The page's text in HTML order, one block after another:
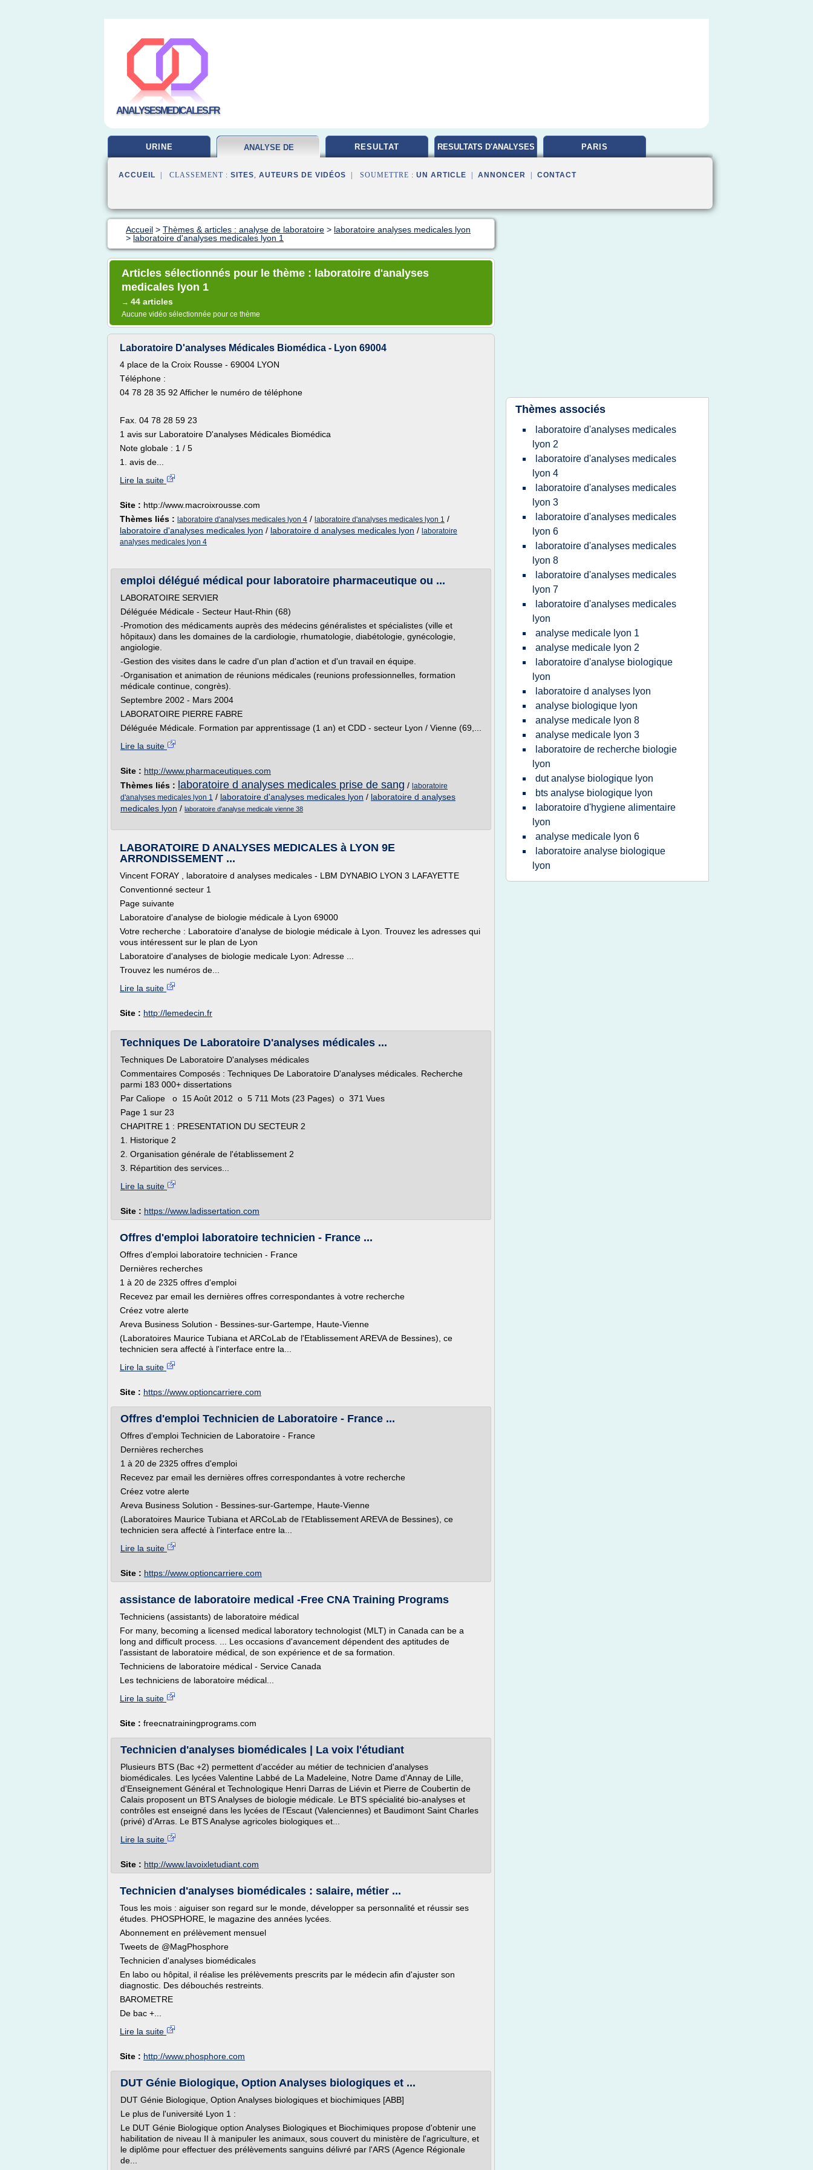
ANALYSESMEDICALES.FR
URINE ANALYSE DE RESULTAT RESULTATS D'ANALYSES PARIS
ACCUEIL | CLASSEMENT : SITES, AUTEURS DE VIDÉOS | SOUMETTRE : UN ARTICLE ANNONCER CONTACT
Accueil > Thèmes & articles : analyse de laboratoire > laboratoire analyses medicales lyon
> laboratoire d'analyses medicales lyon 1
Articles sélectionnés pour le thème : laboratoire d'analyses
medicales lyon 1
→ 44 articles
Aucune vidéo sélectionnée pour ce thème
Laboratoire D'analyses Médicales Biomédica - Lyon 69004
4 place de la Croix Rousse - 69004 LYON
Téléphone :
04 78 28 35 92 Afficher le numéro de téléphone
Fax. 04 78 28 59 23
1 avis sur Laboratoire D'analyses Médicales Biomédica
Note globale : 1 / 5
1. avis de...
Lire la suite
Site : http://www.macroixrousse.com
Thèmes liés : laboratoire d'analyses medicales lyon 4 / laboratoire d'analyses medicales lyon 1 /
laboratoire d'analyses medicales lyon / laboratoire d analyses medicales lyon / laboratoire
analyses medicales lyon 4
emploi délégué médical pour laboratoire pharmaceutique ou ...
LABORATOIRE SERVIER
Déléguée Médicale - Secteur Haut-Rhin (68)
-Promotion des médicaments auprès des médecins généralistes et spécialistes (ville et
hôpitaux) dans les domaines de la cardiologie, rhumatologie, diabétologie, gynécologie,
angiologie.
-Gestion des visites dans le cadre d'un plan d'action et d'un travail en équipe.
-Organisation et animation de réunions médicales (reunions professionnelles, formation
médicale continue, congrès).
Septembre 2002 - Mars 2004
LABORATOIRE PIERRE FABRE
Déléguée Médicale. Formation par apprentissage (1 an) et CDD - secteur Lyon / Vienne (69,...
Lire la suite
Site : http://www.pharmaceutiques.com
Thèmes liés : laboratoire d analyses medicales prise de sang / laboratoire
d'analyses medicales lyon 1 / laboratoire d'analyses medicales lyon / laboratoire d analyses
medicales lyon / laboratoire d'analyse medicale vienne 38
LABORATOIRE D ANALYSES MEDICALES à LYON 9E
ARRONDISSEMENT ...
Vincent FORAY , laboratoire d analyses medicales - LBM DYNABIO LYON 3 LAFAYETTE
Conventionné secteur 1
Page suivante
Laboratoire d'analyse de biologie médicale à Lyon 69000
Votre recherche : Laboratoire d'analyse de biologie médicale à Lyon. Trouvez les adresses qui
vous intéressent sur le plan de Lyon
Laboratoire d'analyses de biologie medicale Lyon: Adresse ...
Trouvez les numéros de...
Lire la suite
Site : http://lemedecin.fr
Techniques De Laboratoire D'analyses médicales ...
Techniques De Laboratoire D'analyses médicales
Commentaires Composés : Techniques De Laboratoire D'analyses médicales. Recherche
parmi 183 000+ dissertations
Par Caliope o 15 Août 2012 o 5 711 Mots (23 Pages) o 371 Vues
Page 1 sur 23
CHAPITRE 1 : PRESENTATION DU SECTEUR 2
1. Historique 2
2. Organisation générale de l'établissement 2
3. Répartition des services...
Lire la suite
Site : https://www.ladissertation.com
Offres d'emploi laboratoire technicien - France ...
Offres d'emploi laboratoire technicien - France
Dernières recherches
1 à 20 de 2325 offres d'emploi
Recevez par email les dernières offres correspondantes à votre recherche
Créez votre alerte
Areva Business Solution - Bessines-sur-Gartempe, Haute-Vienne
(Laboratoires Maurice Tubiana et ARCoLab de l'Etablissement AREVA de Bessines), ce
technicien sera affecté à l'interface entre la...
Lire la suite
Site : https://www.optioncarriere.com
Offres d'emploi Technicien de Laboratoire - France ...
Offres d'emploi Technicien de Laboratoire - France
Dernières recherches
1 à 20 de 2325 offres d'emploi
Recevez par email les dernières offres correspondantes à votre recherche
Créez votre alerte
Areva Business Solution - Bessines-sur-Gartempe, Haute-Vienne
(Laboratoires Maurice Tubiana et ARCoLab de l'Etablissement AREVA de Bessines), ce
technicien sera affecté à l'interface entre la...
Lire la suite
Site : https://www.optioncarriere.com
assistance de laboratoire medical -Free CNA Training Programs
Techniciens (assistants) de laboratoire médical
For many, becoming a licensed medical laboratory technologist (MLT) in Canada can be a
long and difficult process. ... Les occasions d'avancement dépendent des aptitudes de
l'assistant de laboratoire médical, de son expérience et de sa formation.
Techniciens de laboratoire médical - Service Canada
Les techniciens de laboratoire médical...
Lire la suite
Site : freecnatrainingprograms.com
Technicien d'analyses biomédicales | La voix l'étudiant
Plusieurs BTS (Bac +2) permettent d'accéder au métier de technicien d'analyses
biomédicales. Les lycées Valentine Labbé de La Madeleine, Notre Dame d'Annay de Lille,
d'Enseignement Général et Technologique Henri Darras de Liévin et Pierre de Coubertin de
Calais proposent un BTS Analyses de biologie médicale. Le BTS spécialité bio-analyses et
contrôles est enseigné dans les lycées de l'Escaut (Valenciennes) et Baudimont Saint Charles
(privé) d'Arras. Le BTS Analyse agricoles biologiques et...
Lire la suite
Site : http://www.lavoixletudiant.com
Technicien d'analyses biomédicales : salaire, métier ...
Tous les mois : aiguiser son regard sur le monde, développer sa personnalité et réussir ses
études. PHOSPHORE, le magazine des années lycées.
Abonnement en prélèvement mensuel
Tweets de @MagPhosphore
Technicien d'analyses biomédicales
En labo ou hôpital, il réalise les prélèvements prescrits par le médecin afin d'ajuster son
diagnostic. Des débouchés restreints.
BAROMETRE
De bac +...
Lire la suite
Site : http://www.phosphore.com
DUT Génie Biologique, Option Analyses biologiques et ...
DUT Génie Biologique, Option Analyses biologiques et biochimiques [ABB]
Le plus de l'université Lyon 1 :
Le DUT Génie Biologique option Analyses Biologiques et Biochimiques propose d'obtenir une
habilitation de niveau II à manipuler les animaux, sous couvert du ministère de l'agriculture, et
le diplôme pour effectuer des prélèvements sanguins délivré par l'ARS (Agence Régionale
de...
Thèmes associés
laboratoire d'analyses medicales
lyon 2
laboratoire d'analyses medicales
lyon 4
laboratoire d'analyses medicales
lyon 3
laboratoire d'analyses medicales
lyon 6
laboratoire d'analyses medicales
lyon 8
laboratoire d'analyses medicales
lyon 7
laboratoire d'analyses medicales
lyon
analyse medicale lyon 1
analyse medicale lyon 2
laboratoire d'analyse biologique
lyon
laboratoire d analyses lyon
analyse biologique lyon
analyse medicale lyon 8
analyse medicale lyon 3
laboratoire de recherche biologie
lyon
dut analyse biologique lyon
bts analyse biologique lyon
laboratoire d'hygiene alimentaire
lyon
analyse medicale lyon 6
laboratoire analyse biologique
lyon